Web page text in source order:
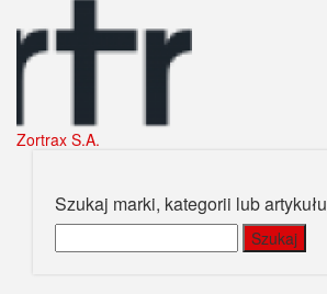
Zortrax S.A.
Szukaj marki, kategorii lub artykułu